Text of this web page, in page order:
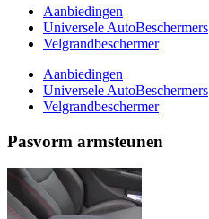
Aanbiedingen
Universele AutoBeschermers
Velgrandbeschermer
Aanbiedingen
Universele AutoBeschermers
Velgrandbeschermer
Pasvorm armsteunen